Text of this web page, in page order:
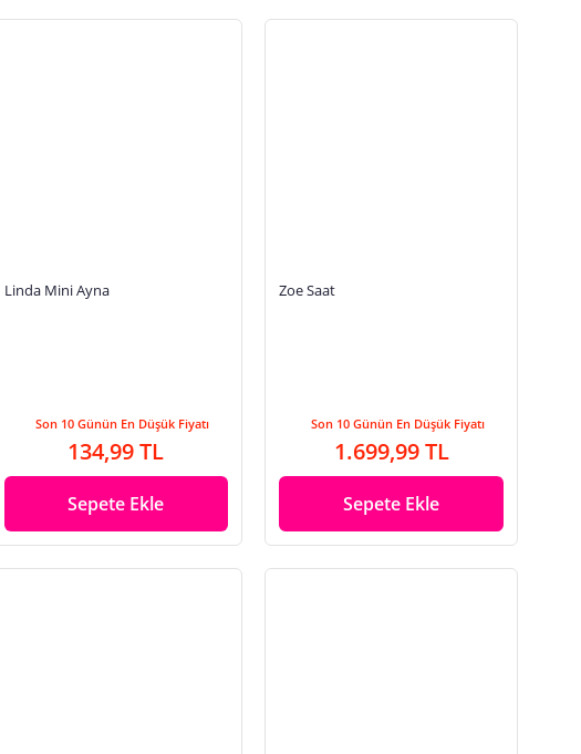
Linda Mini Ayna
Son 10 Günün En Düşük Fiyatı
134,99 TL
Sepete Ekle
Zoe Saat
Son 10 Günün En Düşük Fiyatı
1.699,99 TL
Sepete Ekle